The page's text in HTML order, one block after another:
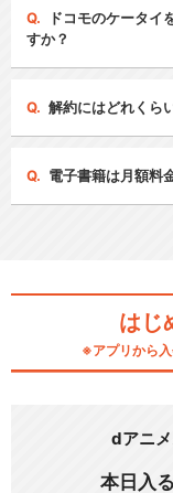
ドコモのケータイ
すか？
解約にはどれくら
電子書籍は月額料
はじ
※アプリから
dアニ
本日入